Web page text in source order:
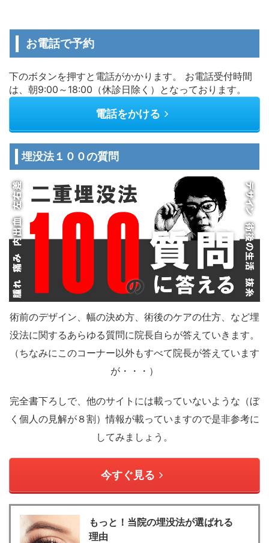
お電話で予約
下のボタンを押すと電話がかかります。 お電話受付時間
は、朝9:00～18:00（休診日除く）となっております。
電話をかける
埋没法１００の質問
術前のデザイン、幅の決め方、術後のケアの仕方、など埋
没法に関するあらゆる質問に院長自らが答えていきます。
（ちなみにこのコーナー以外もすべて院長が答えています
が・・・）
完全書下ろしで、他のサイトには載っていないような（ぼ
く個人の見解が８割）情報が載っていますので是非参考に
してみましょう。
今すぐ見る
もっと！当院の埋没法が選ばれる
理由